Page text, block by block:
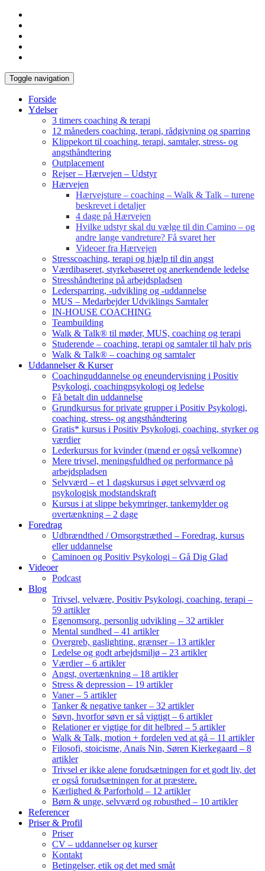
Toggle navigation
Forside
Ydelser
3 timers coaching & terapi
12 måneders coaching, terapi, rådgivning og sparring
Klippekort til coaching, terapi, samtaler, stress- og
angsthåndtering
Outplacement
Rejser – Hærvejen – Udstyr
Hærvejen
Hærvejsture – coaching – Walk & Talk – turene
beskrevet i detaljer
4 dage på Hærvejen
Hvilke udstyr skal du vælge til din Camino – og
andre lange vandreture? Få svaret her
Videoer fra Hærvejen
Stresscoaching, terapi og hjælp til din angst
Værdibaseret, styrkebaseret og anerkendende ledelse
Stresshåndtering på arbejdspladsen
Ledersparring, -udvikling og -uddannelse
MUS – Medarbejder Udviklings Samtaler
IN-HOUSE COACHING
Teambuilding
Walk & Talk® til møder, MUS, coaching og terapi
Studerende – coaching, terapi og samtaler til halv pris
Walk & Talk® – coaching og samtaler
Uddannelser & Kurser
Coachinguddannelse og eneundervisning i Positiv
Psykologi, coachingpsykologi og ledelse
Få betalt din uddannelse
Grundkursus for private grupper i Positiv Psykologi,
coaching, stress- og angsthåndtering
Gratis* kursus i Positiv Psykologi, coaching, styrker og
værdier
Lederkursus for kvinder (mænd er også velkomne)
Mere trivsel, meningsfuldhed og performance på
arbejdspladsen
Selvværd – et 1 dagskursus i øget selvværd og
psykologisk modstandskraft
Kursus i at slippe bekymringer, tankemylder og
overtænkning – 2 dage
Foredrag
Udbrændthed / Omsorgstræthed – Foredrag, kursus
eller uddannelse
Caminoen og Positiv Psykologi – Gå Dig Glad
Videoer
Podcast
Blog
Trivsel, velvære, Positiv Psykologi, coaching, terapi –
59 artikler
Egenomsorg, personlig udvikling – 32 artikler
Mental sundhed – 41 artikler
Overgreb, gaslighting, grænser – 13 artikler
Ledelse og godt arbejdsmiljø – 23 artikler
Værdier – 6 artikler
Angst, overtænkning – 18 artikler
Stress & depression – 19 artikler
Vaner – 5 artikler
Tanker & negative tanker – 32 artikler
Søvn, hvorfor søvn er så vigtigt – 6 artikler
Relationer er vigtige for dit helbred – 5 artikler
Walk & Talk, motion + fordelen ved at gå – 11 artikler
Filosofi, stoicisme, Anaïs Nin, Søren Kierkegaard – 8
artikler
Trivsel er ikke alene forudsætningen for et godt liv, det
er også forudsætningen for at præstere.
Kærlighed & Parforhold – 12 artikler
Børn & unge, selvværd og robusthed – 10 artikler
Referencer
Priser & Profil
Priser
CV – uddannelser og kurser
Kontakt
Betingelser, etik og det med småt